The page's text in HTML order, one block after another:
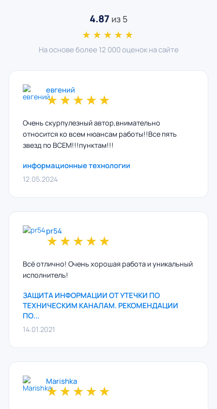
4.87 из 5
★★★★★
На основе более 12 000 оценок на сайте
евгений
★★★★★
Очень скурпулезный автор,внимательно
относится ко всем нюансам работы!!Все пять
звезд по ВСЕМ!!!пунктам!!!
информационные технологии
12.05.2024
pr54
★★★★★
Всё отлично! Очень хорошая работа и уникальный
исполнитель!
ЗАЩИТА ИНФОРМАЦИИ ОТ УТЕЧКИ ПО
ТЕХНИЧЕСКИМ КАНАЛАМ. РЕКОМЕНДАЦИИ
ПО...
14.01.2021
Marishka
★★★★★